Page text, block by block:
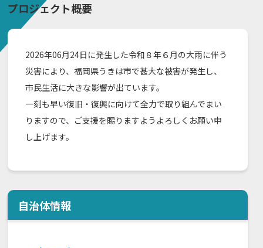
プロジェクト概要
2026年06月24日に発生した令和８年６月の大雨に伴う
災害により、福岡県うきは市で甚大な被害が発生し、
市民生活に大きな影響が出ています。
一刻も早い復旧・復興に向けて全力で取り組んでまい
りますので、ご支援を賜りますようよろしくお願い申
し上げます。
自治体情報